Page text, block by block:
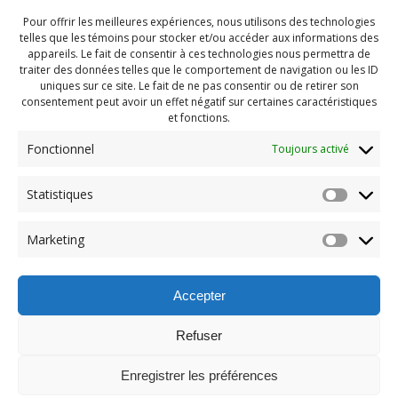
Pour offrir les meilleures expériences, nous utilisons des technologies
telles que les témoins pour stocker et/ou accéder aux informations des
appareils. Le fait de consentir à ces technologies nous permettra de
traiter des données telles que le comportement de navigation ou les ID
uniques sur ce site. Le fait de ne pas consentir ou de retirer son
consentement peut avoir un effet négatif sur certaines caractéristiques
et fonctions.
Fonctionnel Toujours activé
Statistiques
Marketing
Accepter
Refuser
Enregistrer les préférences
Navigation
de
l'article
Previous
Atelier horreur 2022 (8)
© 2026 Maison des Jeunes de Boucherville.